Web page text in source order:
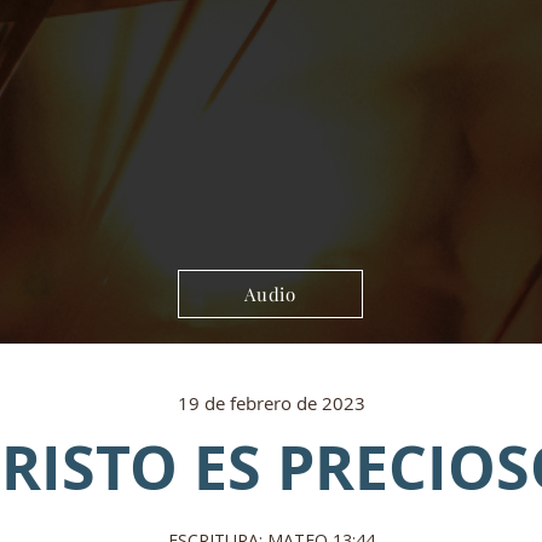
Audio
19 de febrero de 2023
ES